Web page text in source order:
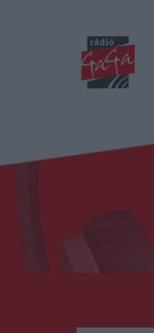
Műsorok
Duma
Podcast
Stáb